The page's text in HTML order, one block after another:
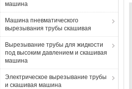
машина
Машина пневматического
вырезывания трубы скашивая
Вырезывание трубы для жидкости
под высоким давлением и скашивая
машина
Электрическое вырезывание трубы
и скашивая машина